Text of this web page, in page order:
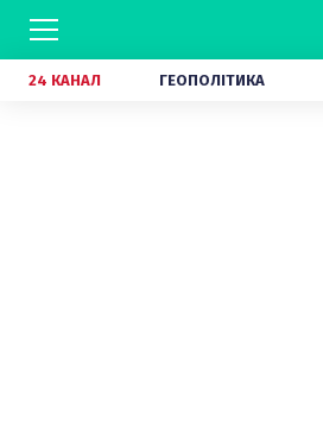
24 КАНАЛ ГЕОПОЛІТИКА